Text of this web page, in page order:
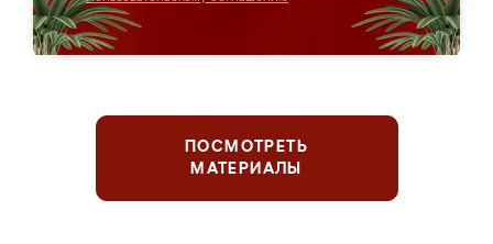
ПОСМОТРЕТЬ
МАТЕРИАЛЫ